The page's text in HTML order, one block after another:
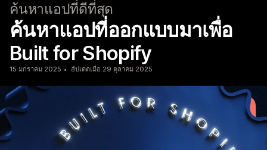
ค้นหาแอปที่ดีที่สุด
ค้นหาแอปที่ออกแบบมาเพื่อ
Built for Shopify
15 มกราคม 2025 อัปเดตเมื่อ 29 ตุลาคม 2025